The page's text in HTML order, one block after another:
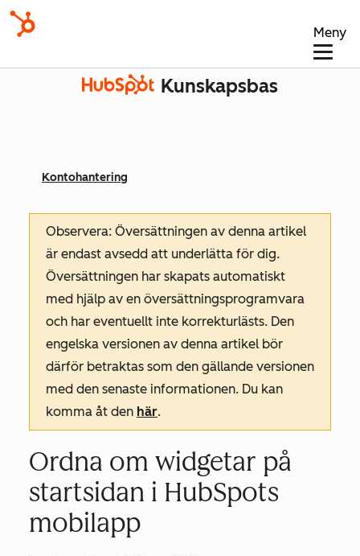
Meny
Kunskapsbas
Kontohantering
Observera: Översättningen av denna artikel
är endast avsedd att underlätta för dig.
Översättningen har skapats automatiskt
med hjälp av en översättningsprogramvara
och har eventuellt inte korrekturlästs. Den
engelska versionen av denna artikel bör
därför betraktas som den gällande versionen
med den senaste informationen. Du kan
komma åt den här.
Ordna om widgetar på
startsidan i HubSpots
mobilapp